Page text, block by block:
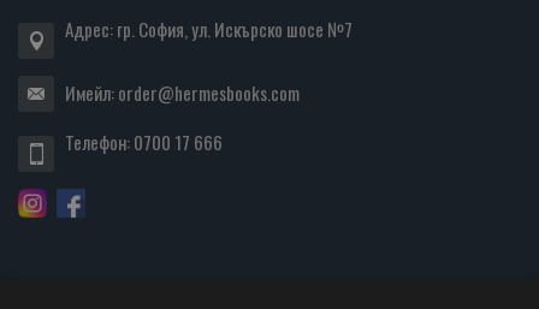
Адрес: гр. София, ул. Искърско шосе №7
Имейл:order@hermesbooks.com
Телефон:0700 17 666